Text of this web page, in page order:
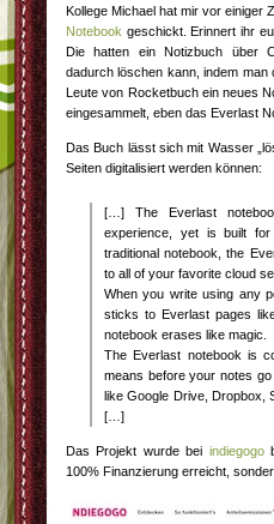
Kollege Michael hat mir vor einiger
Notebook geschickt. Erinnert ihr
Die hatten ein Notizbuch über
dadurch löschen kann, indem man
Leute von Rocketbuch ein neues
eingesammelt, eben das Everlast
Das Buch lässt sich mit Wasser
Seiten digitalisiert werden können:
[…] The Everlast
experience, yet is built
traditional notebook, the
to all of your favorite cloud
When you write using any
sticks to Everlast pages
notebook erases like magic.
The Everlast notebook is
means before your notes
like Google Drive, Dropbox,
[…]
Das Projekt wurde bei indiegogo
100% Finanzierung erreicht,